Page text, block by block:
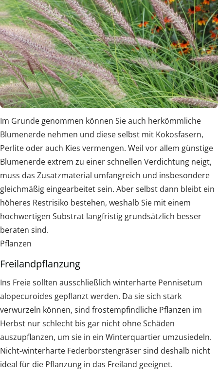
Im Grunde genommen können Sie auch herkömmliche
Blumenerde nehmen und diese selbst mit Kokosfasern,
Perlite oder auch Kies vermengen. Weil vor allem günstige
Blumenerde extrem zu einer schnellen Verdichtung neigt,
muss das Zusatzmaterial umfangreich und insbesondere
gleichmäßig eingearbeitet sein. Aber selbst dann bleibt ein
höheres Restrisiko bestehen, weshalb Sie mit einem
hochwertigen Substrat langfristig grundsätzlich besser
beraten sind.
Pflanzen
Freilandpflanzung
Ins Freie sollten ausschließlich winterharte Pennisetum
alopecuroides gepflanzt werden. Da sie sich stark
verwurzeln können, sind frostempfindliche Pflanzen im
Herbst nur schlecht bis gar nicht ohne Schäden
auszupflanzen, um sie in ein Winterquartier umzusiedeln.
Nicht-winterharte Federborstengräser sind deshalb nicht
ideal für die Pflanzung in das Freiland geeignet.